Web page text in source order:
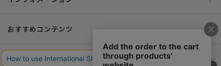
おすすめコンテンツ
ポリシー・企業情報